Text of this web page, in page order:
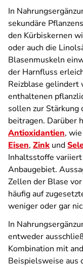
In
sekundäre
den Kürbiskernen
oder auch die
Blasenmuskeln
der Harnfluss
Reizblase gelindert
enthaltenen
sollen zur Stärkung
beitragen. Darüber
Antioxidantien, wie
Eisen, Zink und
Inhaltsstoffe
Anbaugebiet.
Zellen der Blase
häufig auf
weniger oder gar
In
entweder
Kombination mit
Beispielsweise aus